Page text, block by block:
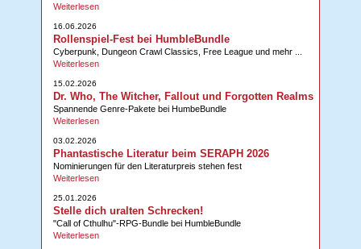
Weiterlesen
16.06.2026
Rollenspiel-Fest bei HumbleBundle
Cyberpunk, Dungeon Crawl Classics, Free League und mehr ...
Weiterlesen
15.02.2026
Dr. Who, The Witcher, Fallout und Forgotten Realms
Spannende Genre-Pakete bei HumbeBundle
Weiterlesen
03.02.2026
Phantastische Literatur beim SERAPH 2026
Nominierungen für den Literaturpreis stehen fest
Weiterlesen
25.01.2026
Stelle dich uralten Schrecken!
"Call of Cthulhu"-RPG-Bundle bei HumbleBundle
Weiterlesen